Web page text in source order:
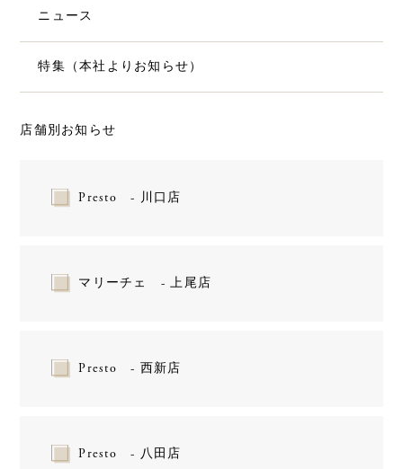
ニュース
特集（本社よりお知らせ）
店舗別お知らせ
Presto - 川口店
マリーチェ - 上尾店
Presto - 西新店
Presto - 八田店